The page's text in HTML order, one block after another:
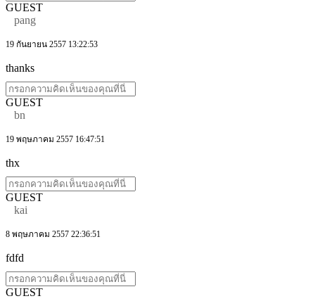
GUEST
pang
19 กันยายน 2557 13:22:53
thanks
GUEST
bn
19 พฤษภาคม 2557 16:47:51
thx
GUEST
kai
8 พฤษภาคม 2557 22:36:51
fdfd
GUEST